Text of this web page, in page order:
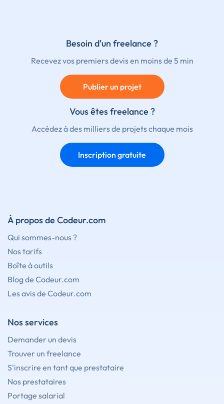
Besoin d'un freelance ?
Recevez vos premiers devis en moins de 5 min
Publier un projet
Vous êtes freelance ?
Accédez à des milliers de projets chaque mois
Inscription gratuite
À propos de Codeur.com
Qui sommes-nous ?
Nos tarifs
Boîte à outils
Blog de Codeur.com
Les avis de Codeur.com
Nos services
Demander un devis
Trouver un freelance
S'inscrire en tant que prestataire
Nos prestataires
Portage salarial